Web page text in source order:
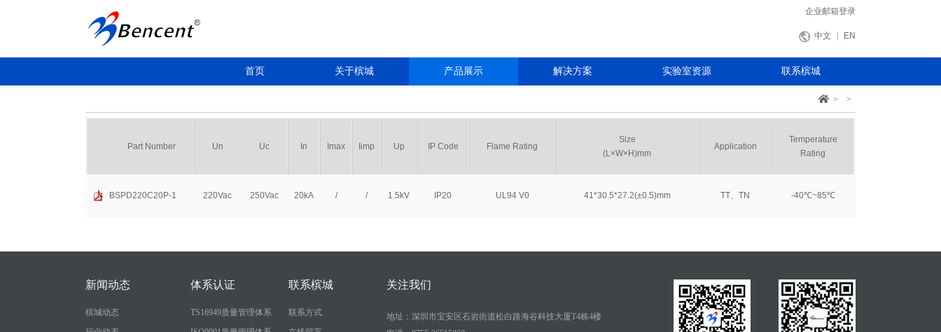
企业邮箱登录
中文 EN
联系槟城
在线留言
实验室资源
材料分析类
解决方案
选型指南
产品展示
半导体放电管(TSS)
光伏浪涌保护(SPD)
关于槟城
槟城质量
首页
>
>
Part Number Un Uc In Imax Iimp Up IP Code Flame Rating
Size
(L×W×H)mm
Application
Temperature
Rating
BSPD220C20P-1 220Vac 250Vac 20kA / / 1.5kV IP20 UL94 V0 41*30.5*27.2(±0.5)mm TT、TN -40℃~85℃
新闻动态
槟城动态
体系认证
TS16949质量管理体系
联系槟城
联系方式
关注我们
地址：深圳市宝安区石岩街道松白路海谷科技大厦T4栋4楼